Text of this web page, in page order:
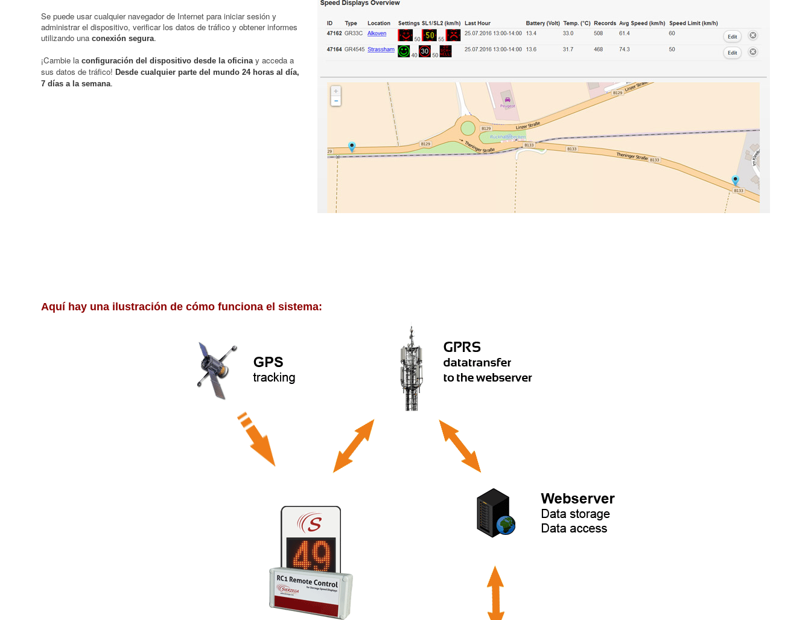
Se puede usar cualquier navegador de Internet para iniciar sesión y
administrar el dispositivo, verificar los datos de tráfico y obtener informes
utilizando una conexión segura.
¡Cambie la configuración del dispositivo desde la oficina y acceda a
sus datos de tráfico! Desde cualquier parte del mundo 24 horas al día,
7 días a la semana.
Aquí hay una ilustración de cómo funciona el sistema: